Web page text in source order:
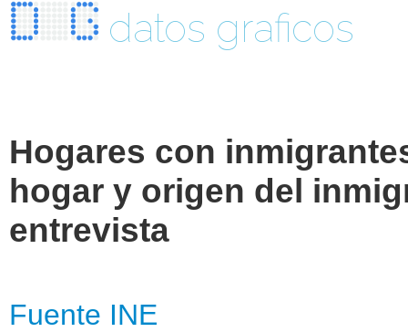
datos graficos
Hogares con
hogar y origen del
entrevista
Fuente INE